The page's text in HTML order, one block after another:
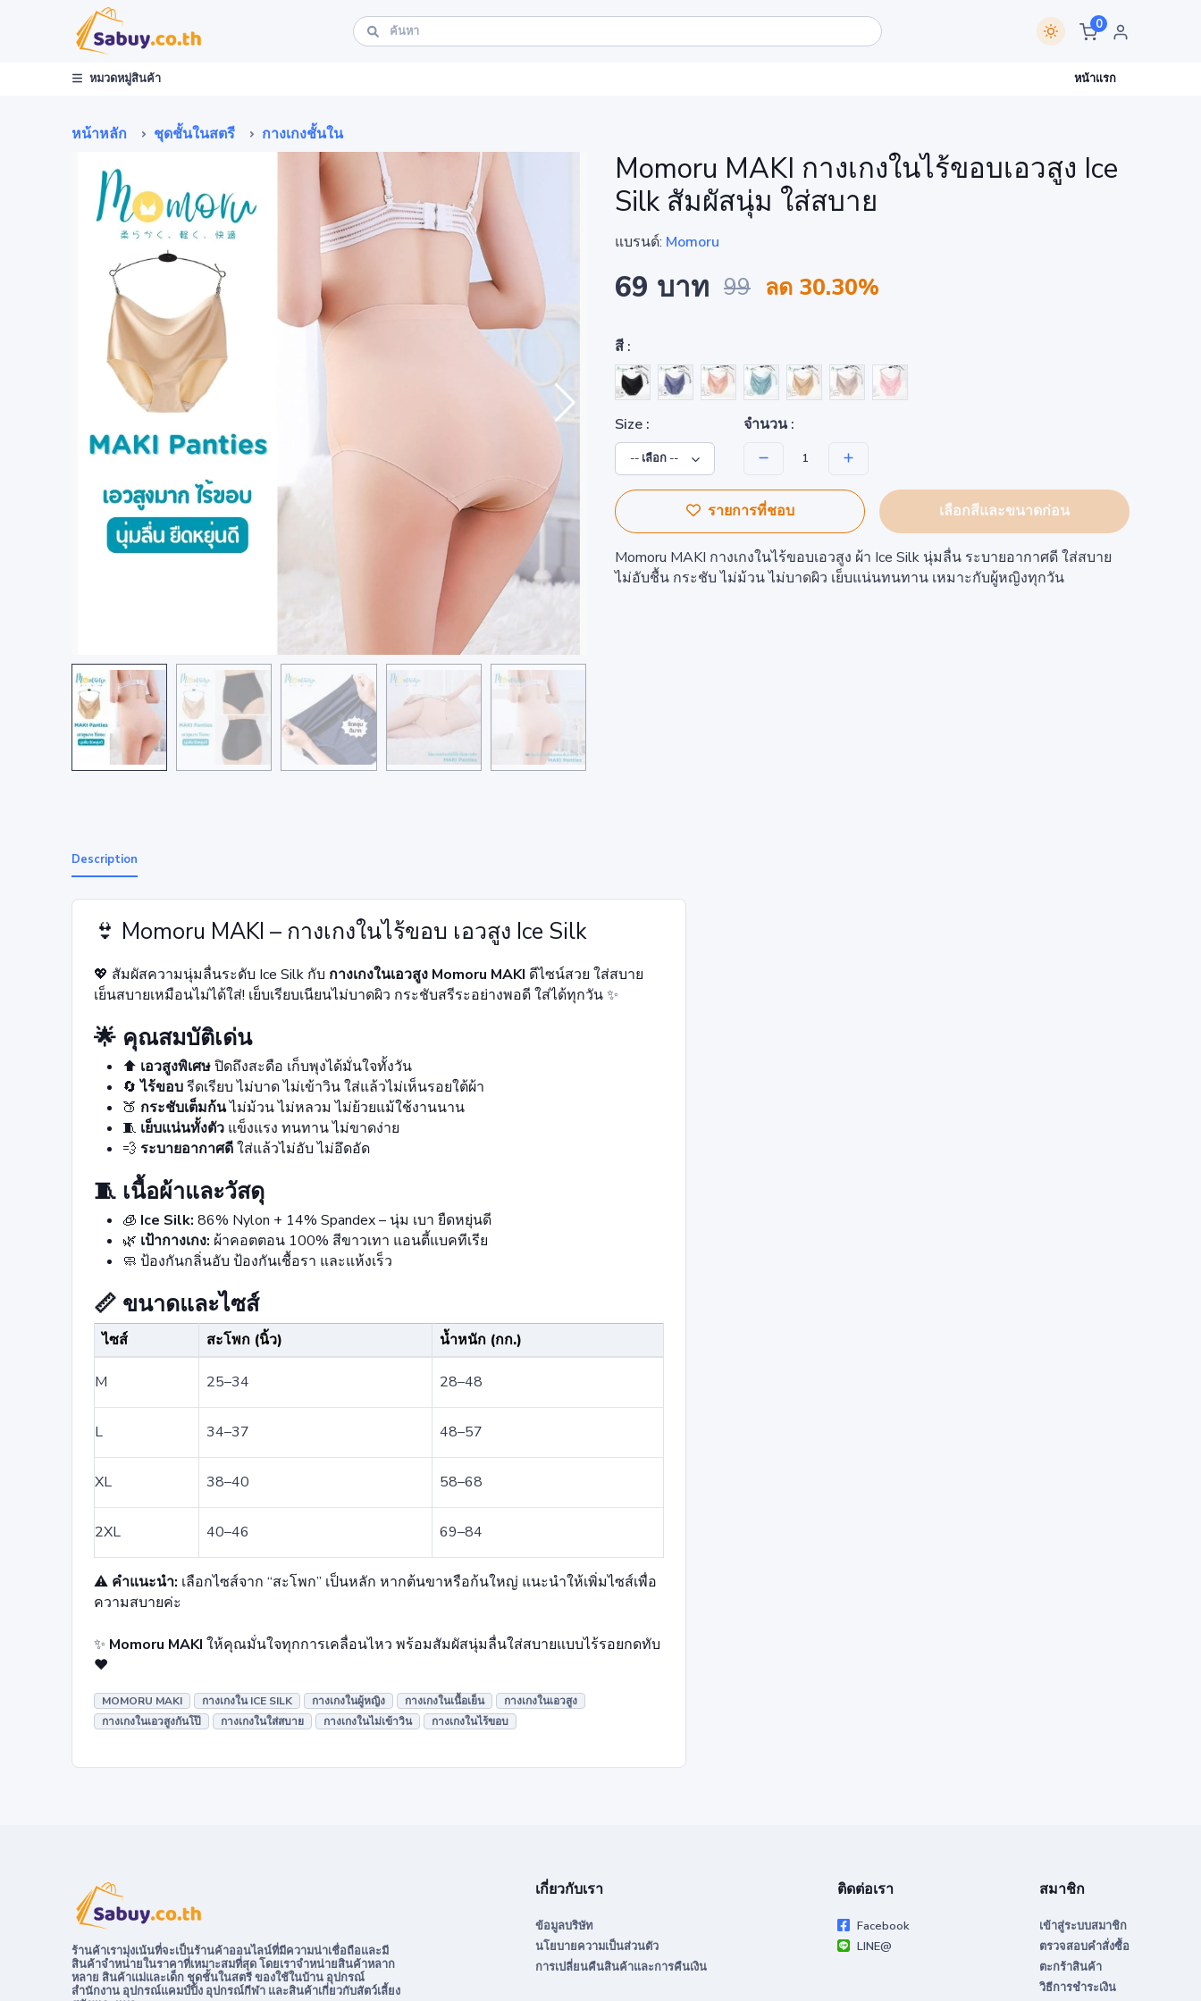
0
หมวดหมู่สินค้า หน้าแรก
หน้าหลัก ชุดชั้นในสตรี กางเกงชั้นใน
Momoru MAKI กางเกงในไร้ขอบเอวสูง Ice
Silk สัมผัสนุ่ม ใส่สบาย
แบรนด์: Momoru
69 บาท 99 ลด 30.30%
สี :
Size : จำนวน :
รายการที่ชอบ เลือกสีและขนาดก่อน
Momoru MAKI กางเกงในไร้ขอบเอวสูง ผ้า Ice Silk นุ่มลื่น ระบายอากาศดี ใส่สบาย
ไม่อับชื้น กระชับ ไม่ม้วน ไม่บาดผิว เย็บแน่นทนทาน เหมาะกับผู้หญิงทุกวัน
Description
👙 Momoru MAKI – กางเกงในไร้ขอบ เอวสูง Ice Silk
💖 สัมผัสความนุ่มลื่นระดับ Ice Silk กับ กางเกงในเอวสูง Momoru MAKI ดีไซน์สวย ใส่สบาย
เย็นสบายเหมือนไม่ได้ใส่! เย็บเรียบเนียนไม่บาดผิว กระชับสรีระอย่างพอดี ใส่ได้ทุกวัน ✨
🌟 คุณสมบัติเด่น
⬆️ เอวสูงพิเศษปิดถึงสะดือ เก็บพุงได้มั่นใจทั้งวัน
🔄ไร้ขอบรีดเรียบ ไม่บาด ไม่เข้าวิน ใส่แล้วไม่เห็นรอยใต้ผ้า
🍑 กระชับเต็มก้นไม่ม้วน ไม่หลวม ไม่ย้วยแม้ใช้งานนาน
🧵 เย็บแน่นทั้งตัว แข็งแรง ทนทาน ไม่ขาดง่าย
💨 ระบายอากาศดีใส่แล้วไม่อับ ไม่อึดอัด
🧵 เนื้อผ้าและวัสดุ
🧊 Ice Silk: 86% Nylon + 14% Spandex – นุ่ม เบา ยืดหยุ่นดี
🌿 เป้ากางเกง: ผ้าคอตตอน 100% สีขาวเทา แอนตี้แบคทีเรีย
🧼 ป้องกันกลิ่นอับ ป้องกันเชื้อรา และแห้งเร็ว
📏 ขนาดและไซส์
ไซส์ สะโพก (นิ้ว) น้ำหนัก (กก.)
M 25–34 28–48
L 34–37 48–57
XL 38–40 58–68
2XL 40–46 69–84
⚠️ คำแนะนำ: เลือกไซส์จาก “สะโพก” เป็นหลัก หากต้นขาหรือก้นใหญ่ แนะนำให้เพิ่มไซส์เพื่อ
ความสบายค่ะ
✨ Momoru MAKI ให้คุณมั่นใจทุกการเคลื่อนไหว พร้อมสัมผัสนุ่มลื่นใส่สบายแบบไร้รอยกดทับ
❤️
MOMORU MAKI กางเกงใน ICE SILK กางเกงในผู้หญิง กางเกงในเนื้อเย็น
กางเกงในเอวสูง
กางเกงในเอวสูงกันโป๊
กางเกงในใส่สบาย กางเกงในไม่เข้าวิน กางเกงในไร้ขอบ
ร้านค้าเรามุ่งเน้นที่จะเป็นร้านค้าออนไลน์ที่มีความน่าเชื่อถือและมี
สินค้าจำหน่ายในราคาที่เหมาะสมที่สุด โดยเราจำหน่ายสินค้าหลาก
หลาย สินค้าแม่และเด็ก ชุดชั้นในสตรี ของใช้ในบ้าน อุปกรณ์
สำนักงาน อุปกรณ์แคมป์ปิ้ง อุปกรณ์กีฬา และสินค้าเกี่ยวกับสัตว์เลี้ยง
เกี่ยวกับเรา
ข้อมูลบริษัท
นโยบายความเป็นส่วนตัว
การเปลี่ยนคืนสินค้าและการคืนเงิน
ติดต่อเรา
Facebook
LINE@
สมาชิก
เข้าสู่ระบบสมาชิก
ตรวจสอบคำสั่งซื้อ
ตะกร้าสินค้า
วิธีการชำระเงิน